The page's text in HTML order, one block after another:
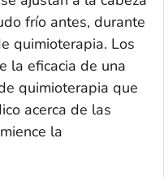
frío antes, durante
quimioterapia. Los
la eficacia de una
quimioterapia que
acerca de las
la